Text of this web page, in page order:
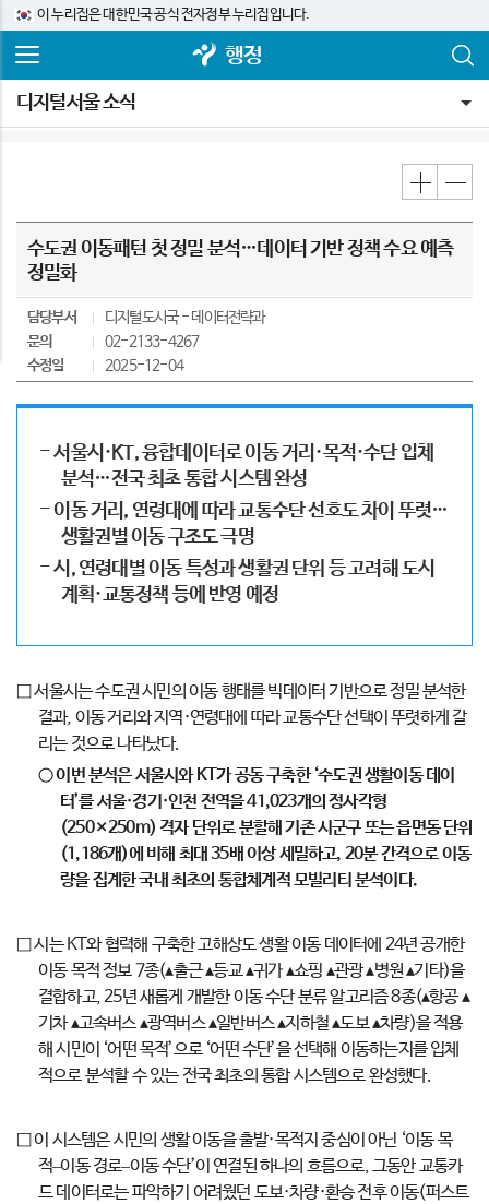
이 누리집은 대한민국 공식 전자정부 누리집입니다.
행정
디지털서울 소식
수도권 이동패턴 첫 정밀 분석…데이터 기반 정책 수요 예측
정밀화
담당부서 디지털도시국
데이터전략과
문의
02-2133-4267
수정일
2025-12-04
- 서울시·KT, 융합데이터로 이동 거리·목적·수단 입체
분석…전국 최초 통합 시스템 완성
- 이동 거리, 연령대에 따라 교통수단 선호도 차이 뚜렷…
생활권별 이동 구조도 극명
- 시, 연령대별 이동 특성과 생활권 단위 등 고려해 도시
계획·교통정책 등에 반영 예정
□ 서울시는 수도권 시민의 이동 행태를 빅데이터 기반으로 정밀 분석한
결과, 이동 거리와 지역·연령대에 따라 교통수단 선택이 뚜렷하게 갈
리는 것으로 나타났다.
○ 이번 분석은 서울시와 KT가 공동 구축한 ‘수도권 생활이동 데이
터’를 서울·경기·인천 전역을 41,023개의 정사각형
(250×250m) 격자 단위로 분할해 기존 시군구 또는 읍면동 단위
(1,186개)에 비해 최대 35배 이상 세밀하고, 20분 간격으로 이동
량을 집계한 국내 최초의 통합체계적 모빌리티 분석이다.
□ 시는 KT와 협력해 구축한 고해상도 생활 이동 데이터에 24년 공개한
이동 목적 정보 7종(▴출근 ▴등교 ▴귀가 ▴쇼핑 ▴관광 ▴병원 ▴기타)을
결합하고, 25년 새롭게 개발한 이동 수단 분류 알고리즘 8종(▴항공 ▴
기차 ▴고속버스 ▴광역버스 ▴일반버스 ▴지하철 ▴도보 ▴차량)을 적용
해 시민이 ‘어떤 목적’으로 ‘어떤 수단’을 선택해 이동하는지를 입체
적으로 분석할 수 있는 전국 최초의 통합 시스템으로 완성했다.
□ 이 시스템은 시민의 생활 이동을 출발·목적지 중심이 아닌 ‘이동 목
적–이동 경로–이동 수단’이 연결된 하나의 흐름으로, 그동안 교통카
드 데이터로는 파악하기 어려웠던 도보·차량·환승 전후 이동(퍼스트